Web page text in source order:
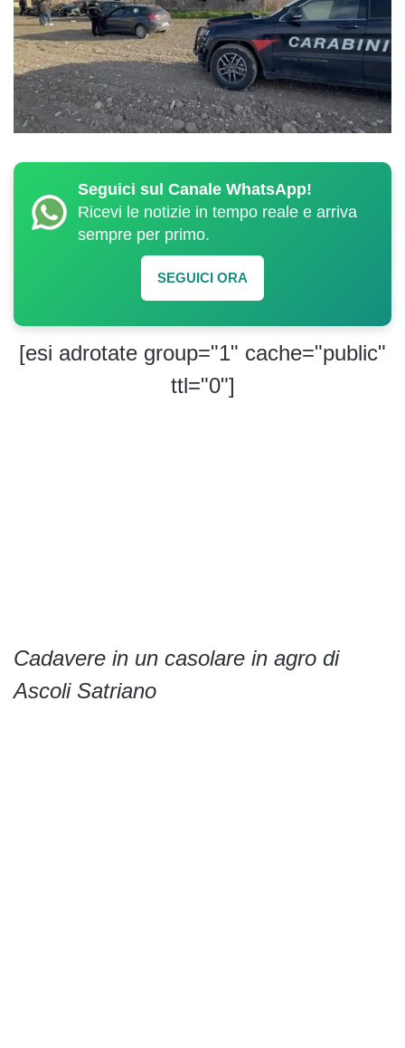
Seguici sul Canale WhatsApp!
Ricevi le notizie in tempo reale e arriva
sempre per primo.
SEGUICI ORA
[esi adrotate group="1" cache="public"
ttl="0"]
Cadavere in un casolare in agro di
Ascoli Satriano